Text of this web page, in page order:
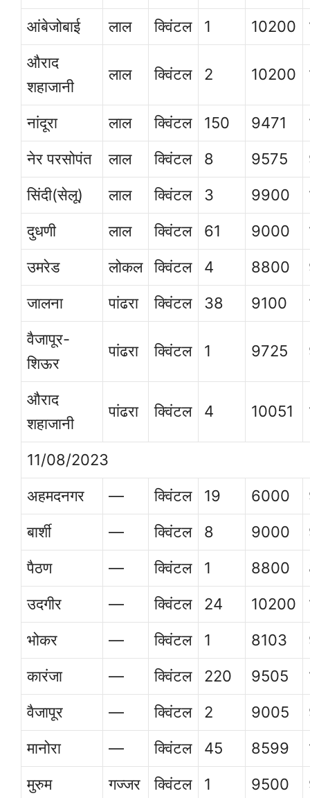
आंबेजोबाई
लाल क्विंटल 1 10200
औराद
शहाजानी
लाल क्विंटल 2 10200
नांदूरा लाल क्विंटल 150 9471
नेर परसोपंत
लाल क्विंटल 8 9575
सिंदी(सेलू)
लाल क्विंटल 3 9900
दुधणी
लाल क्विंटल 61 9000
उमरेड
लोकल क्विंटल 4 8800
जालना
पांढरा क्विंटल 38 9100
वैजापूर-
शिऊर
पांढरा क्विंटल 1 9725
औराद
शहाजानी
पांढरा क्विंटल 4 10051
11/08/2023
अहमदनगर
— क्विंटल 19 6000
बार्शी
— क्विंटल 8 9000
पैठण
— क्विंटल 1 8800
उदगीर
— क्विंटल 24 10200
भोकर
— क्विंटल 1 8103
कारंजा
— क्विंटल 220 9505
वैजापूर
— क्विंटल 2 9005
मानोरा
— क्विंटल 45 8599
मुरुम
गज्जर क्विंटल 1 9500